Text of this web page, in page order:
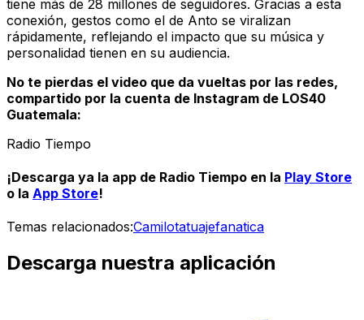
tiene más de 28 millones de seguidores. Gracias a esta
conexión, gestos como el de Anto se viralizan
rápidamente, reflejando el impacto que su música y
personalidad tienen en su audiencia.
No te pierdas el video que da vueltas por las redes,
compartido por la cuenta de Instagram de LOS40
Guatemala:
Radio Tiempo
¡Descarga ya la app de Radio Tiempo en la Play Store
o la App Store!
Temas relacionados:Camilotatuajefanatica
Descarga nuestra aplicación